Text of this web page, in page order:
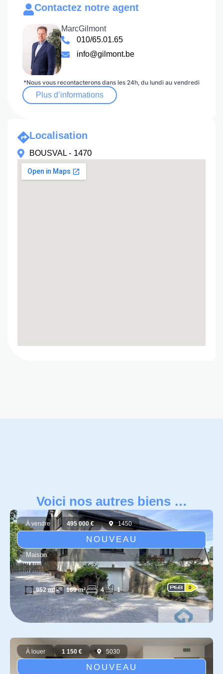
Contactez notre agent
MarcGilmont
010/65.01.65
info@gilmont.be
*Nous vous recontacterons dans les 24h, du lundi au vendredi
Plus d’informations
Localisation
BOUSVAL - 1470
Voici nos autres biens …
À vendre 495 000 € 1450
NOUVEAU
Maison
952 m² 169 m² 4 1
À louer 1 150 € 5030
NOUVEAU